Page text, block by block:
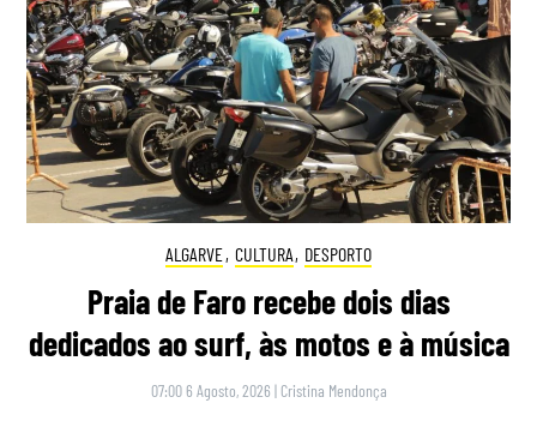
ALGARVE, CULTURA, DESPORTO
Praia de Faro recebe dois dias
dedicados ao surf, às motos e à música
07:00 6 Agosto, 2026 | Cristina Mendonça